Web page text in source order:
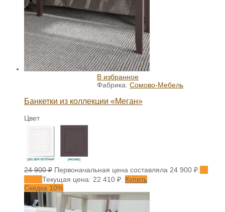
В избранное
Фабрика: Сомово-Мебель
Банкетки из коллекции «Меган»
Цвет
24 900₽ Первоначальная цена составляла 24 900 ₽.
Текущая цена: 22 410 ₽. Купить
Скидка 10%